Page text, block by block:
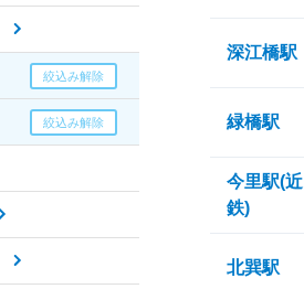
深江橋駅
緑橋駅
今里駅(近
鉄)
北巽駅